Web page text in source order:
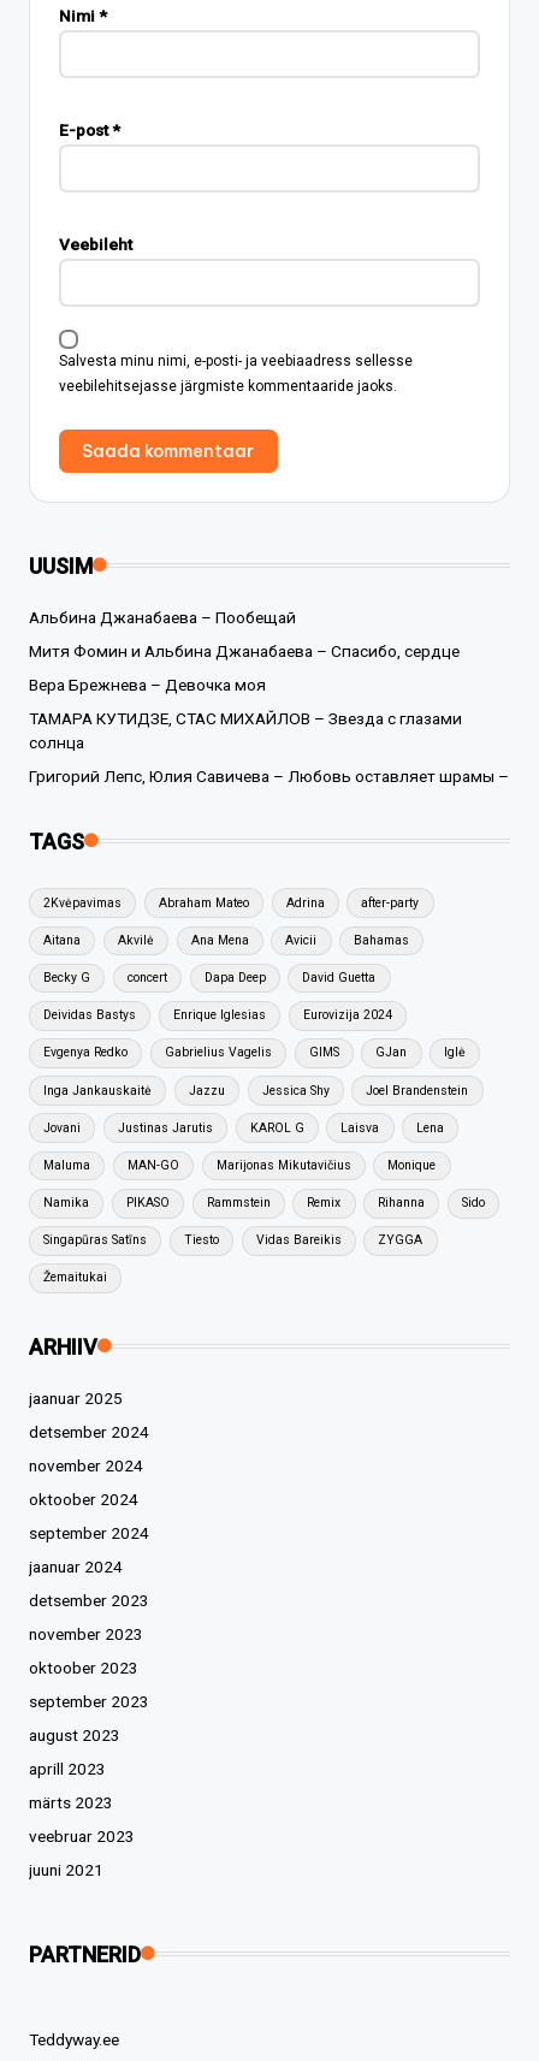
Nimi*
E-post*
Veebileht
Salvesta minu nimi, e-posti- ja veebiaadress sellesse
veebilehitsejasse järgmiste kommentaaride jaoks.
UUSIM
Альбина Джанабаева – Пообещай
Митя Фомин и Альбина Джанабаева – Спасибо, сердце
Вера Брежнева – Девочка моя
ТАМАРА КУТИДЗЕ, СТАС МИХАЙЛОВ – Звезда с глазами
солнца
Григорий Лепс, Юлия Савичева – Любовь оставляет шрамы –
TAGS
2Kvėpavimas Abraham Mateo Adrina after-party
Aitana Akvilė Ana Mena Avicii Bahamas
Becky G concert Dapa Deep David Guetta
Deividas Bastys Enrique Iglesias Eurovizija 2024
Evgenya Redko Gabrielius Vagelis GIMS GJan Iglė
Inga Jankauskaitė Jazzu Jessica Shy Joel Brandenstein
Jovani Justinas Jarutis KAROL G Laisva Lena
Maluma MAN-GO Marijonas Mikutavičius Monique
Namika PIKASO Rammstein Remix Rihanna Sido
Singapūras Satīns Tiesto Vidas Bareikis ZYGGA
Žemaitukai
ARHIIV
jaanuar 2025
detsember 2024
november 2024
oktoober 2024
september 2024
jaanuar 2024
detsember 2023
november 2023
oktoober 2023
september 2023
august 2023
aprill 2023
märts 2023
veebruar 2023
juuni 2021
PARTNERID
Teddyway.ee